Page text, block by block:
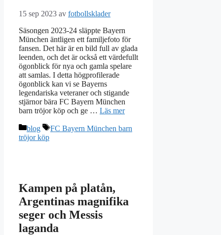
15 sep 2023 av fotbollsklader
Säsongen 2023-24 släppte Bayern
München äntligen ett familjefoto för
fansen. Det här är en bild full av glada
leenden, och det är också ett värdefullt
ögonblick för nya och gamla spelare
att samlas. I detta högprofilerade
ögonblick kan vi se Bayerns
legendariska veteraner och stigande
stjärnor bära FC Bayern München
barn tröjor köp och ge … Läs mer
Kategorier
blog Etiketter
FC Bayern München barn
tröjor köp
Kampen på platån,
Argentinas magnifika
seger och Messis
laganda